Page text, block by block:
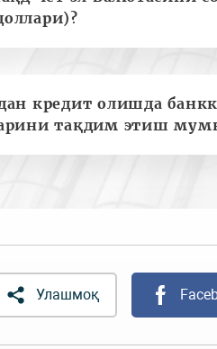
кредит олишда
тақдим этиш
Улашмоқ